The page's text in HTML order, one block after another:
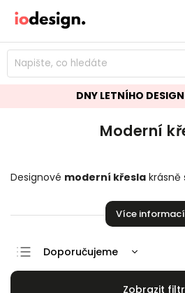
DNY LETNÍHO
Moderní
Designové moderní křesla krásně
Více informací
Doporučujeme
Nejlevnější